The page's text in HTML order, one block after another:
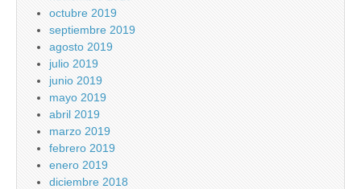
octubre 2019
septiembre 2019
agosto 2019
julio 2019
junio 2019
mayo 2019
abril 2019
marzo 2019
febrero 2019
enero 2019
diciembre 2018